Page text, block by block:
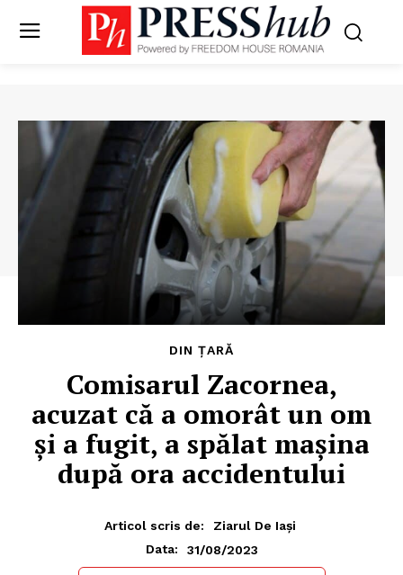
DIN ȚARĂ
Comisarul Zacornea,
acuzat că a omorât un om
și a fugit, a spălat maşina
după ora accidentului
Articol scris de:
Ziarul De Iași
Data:
31/08/2023